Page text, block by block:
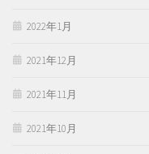
2022年1月
2021年12月
2021年11月
2021年10月